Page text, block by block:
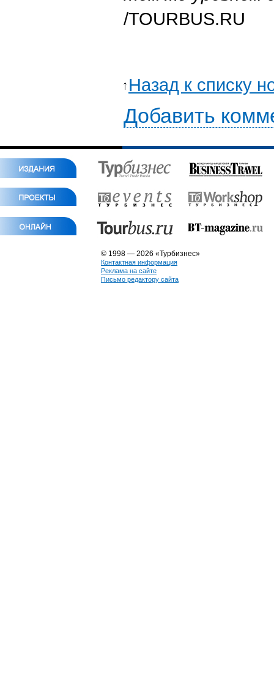
/TOURBUS.RU
Назад к списку
Добавить
© 1998 — 2026 «Турбизнес»
Контактная информация
Реклама на сайте
Письмо редактору сайта